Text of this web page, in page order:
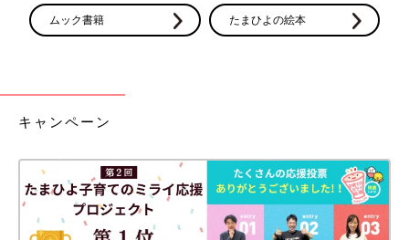
奮していたからだと思うんですが、コロナ禍のこともあり体温が
高ければ息子と会えません。
して見せてくれました。
看護師さんは『かわいいですね』と言ってくれたのですが、当時
じゃないかな？』と、看護師さんが撮ってくれたデジカメの写真
を何度も何度もスクロールしながら1枚1枚確認しました。顔の向
きによってはダウン症に見えるんです。
ムック書籍 たまひよの絵本
キャンペーン